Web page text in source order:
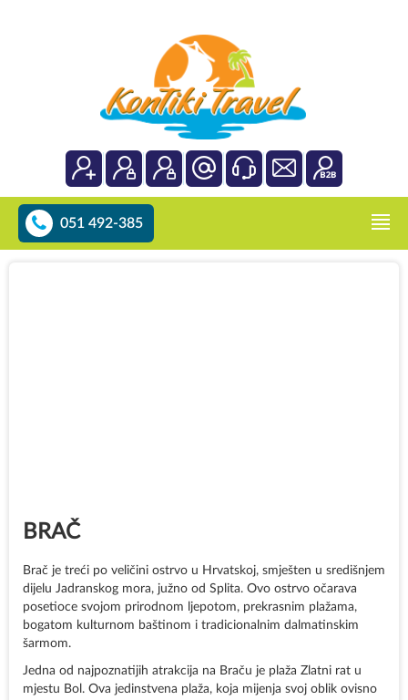
051 492-385
BRAČ
Brač je treći po veličini ostrvo u Hrvatskoj, smješten u središnjem
dijelu Jadranskog mora, južno od Splita. Ovo ostrvo očarava
posetioce svojom prirodnom ljepotom, prekrasnim plažama,
bogatom kulturnom baštinom i tradicionalnim dalmatinskim
šarmom.
Jedna od najpoznatijih atrakcija na Braču je plaža Zlatni rat u
mjestu Bol. Ova jedinstvena plaža, koja mijenja svoj oblik ovisno